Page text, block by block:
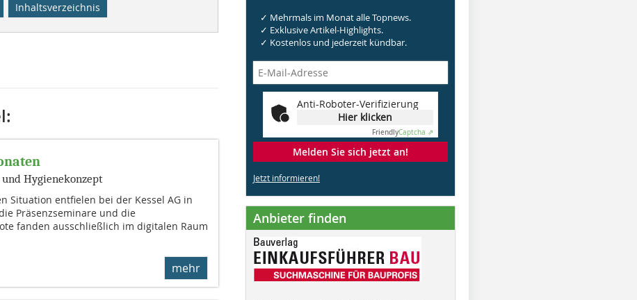
Inhaltsverzeichnis
Hygienekonzept
Situation entfielen bei der Kessel AG in
Präsenzseminare und die
fanden ausschließlich im digitalen Raum
mehr
✓ Mehrmals im Monat alle Topnews.
✓ Exklusive Artikel-Highlights.
✓ Kostenlos und jederzeit kündbar.
Anti-Roboter-Verifizierung
Hier klicken
FriendlyCaptcha ⇗
Melden Sie sich jetzt an!
Jetzt informieren!
Anbieter finden